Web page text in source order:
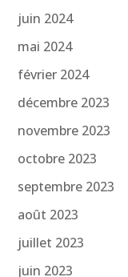
juin 2024
mai 2024
février 2024
décembre 2023
novembre 2023
octobre 2023
septembre 2023
août 2023
juillet 2023
juin 2023